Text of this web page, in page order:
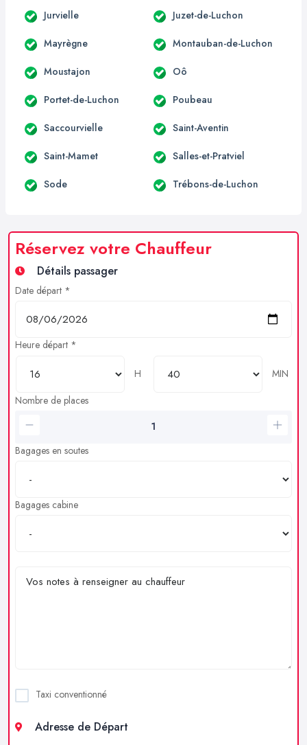
Jurvielle Juzet-de-Luchon
Mayrègne Montauban-de-Luchon
Moustajon Oô
Portet-de-Luchon Poubeau
Saccourvielle Saint-Aventin
Saint-Mamet Salles-et-Pratviel
Sode Trébons-de-Luchon
Réservez votre Chauffeur
Détails passager
Date départ *
Heure départ *
H
MIN
Nombre de places
Bagages en soutes
Bagages cabine
Taxi conventionné
Adresse de Départ